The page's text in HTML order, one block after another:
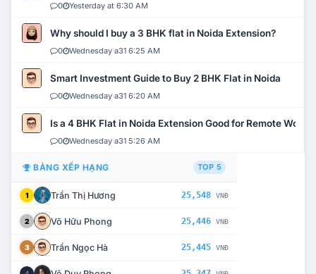
0 Yesterday at 6:30 AM
Why should I buy a 3 BHK flat in Noida Extension?
0 Wednesday a31 6:25 AM
Smart Investment Guide to Buy 2 BHK Flat in Noida
0 Wednesday a31 6:20 AM
Is a 4 BHK Flat in Noida Extension Good for Remote Work?
0 Wednesday a31 5:26 AM
BẢNG XẾP HẠNG TOP 5
1 Trần Thị Hương 25,548 VNĐ
2 Võ Hữu Phong 25,446 VNĐ
3 Trần Ngọc Hà 25,445 VNĐ